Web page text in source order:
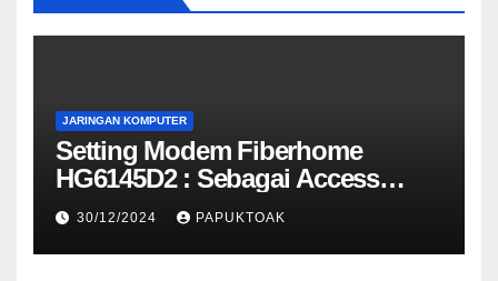
JARINGAN KOMPUTER
Setting Modem Fiberhome
HG6145D2 : Sebagai Access
Point
30/12/2024 PAPUKTOAK